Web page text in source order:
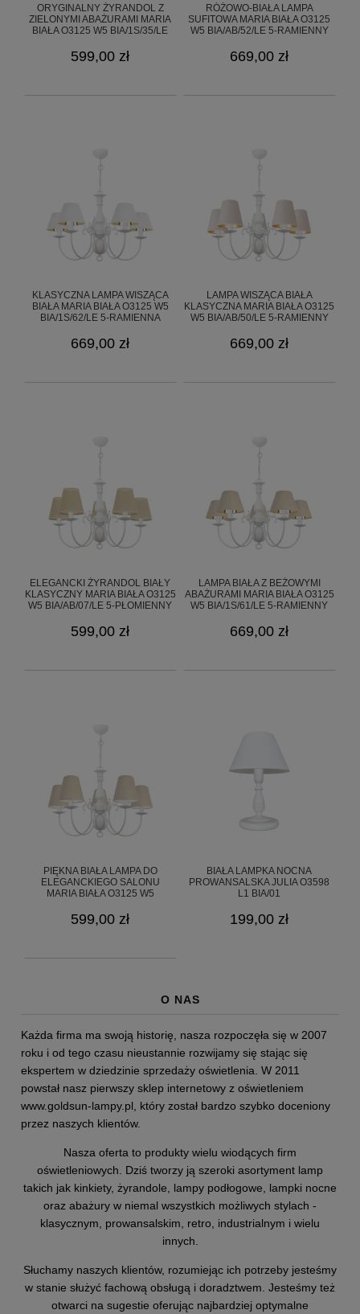
ORYGINALNY ŻYRANDOL Z
ZIELONYMI ABAŻURAMI MARIA
BIAŁA O3125 W5 BIA/1S/35/LE
599,00 zł
RÓŻOWO-BIAŁA LAMPA
SUFITOWA MARIA BIAŁA O3125
W5 BIA/AB/52/LE 5-RAMIENNY
669,00 zł
KLASYCZNA LAMPA WISZĄCA
BIAŁA MARIA BIAŁA O3125 W5
BIA/1S/62/LE 5-RAMIENNA
669,00 zł
LAMPA WISZĄCA BIAŁA
KLASYCZNA MARIA BIAŁA O3125
W5 BIA/AB/50/LE 5-RAMIENNY
669,00 zł
ELEGANCKI ŻYRANDOL BIAŁY
KLASYCZNY MARIA BIAŁA O3125
W5 BIA/AB/07/LE 5-PŁOMIENNY
599,00 zł
LAMPA BIAŁA Z BEŻOWYMI
ABAŻURAMI MARIA BIAŁA O3125
W5 BIA/1S/61/LE 5-RAMIENNY
669,00 zł
PIĘKNA BIAŁA LAMPA DO
ELEGANCKIEGO SALONU
MARIA BIAŁA O3125 W5
599,00 zł
BIAŁA LAMPKA NOCNA
PROWANSALSKA JULIA O3598
L1 BIA/01
199,00 zł
O NAS
Każda firma ma swoją historię, nasza rozpoczęła się w 2007
roku i od tego czasu nieustannie rozwijamy się stając się
ekspertem w dziedzinie sprzedaży oświetlenia. W 2011
powstał nasz pierwszy sklep internetowy z oświetleniem
www.goldsun-lampy.pl, który został bardzo szybko doceniony
przez naszych klientów.
Nasza oferta to produkty wielu wiodących firm
oświetleniowych. Dziś tworzy ją szeroki asortyment lamp
takich jak kinkiety, żyrandole, lampy podłogowe, lampki nocne
oraz abażury w niemal wszystkich możliwych stylach -
klasycznym, prowansalskim, retro, industrialnym i wielu
innych.
Słuchamy naszych klientów, rozumiejąc ich potrzeby jesteśmy
w stanie służyć fachową obsługą i doradztwem. Jesteśmy też
otwarci na sugestie oferując najbardziej optymalne